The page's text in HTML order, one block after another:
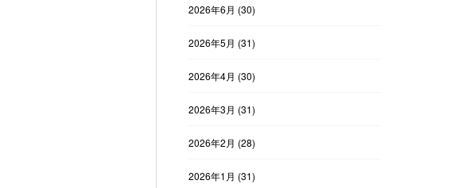
2026年6月 (30)
2026年5月 (31)
2026年4月 (30)
2026年3月 (31)
2026年2月 (28)
2026年1月 (31)